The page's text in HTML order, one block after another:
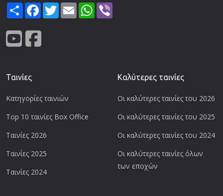
ShareFacebook
TwitterEmail WhatsApp
Ταινίες
Κατηγορίες ταινιών
Top 10 ταινίες Box Office
Ταινίες 2026
Ταινίες 2025
Ταινίες 2024
Καλύτερες ταινίες
Οι καλύτερες ταινίες του 2026
Οι καλύτερες ταινίες του 2025
Οι καλύτερες ταινίες του 2024
Οι καλύτερες ταινίες όλων
των εποχών